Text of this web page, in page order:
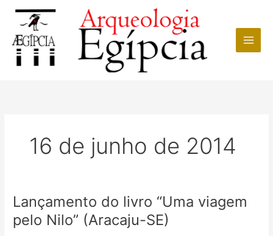
conteúdo
16 de junho de 2014
Lançamento do livro “Uma viagem
pelo Nilo” (Aracaju-SE)